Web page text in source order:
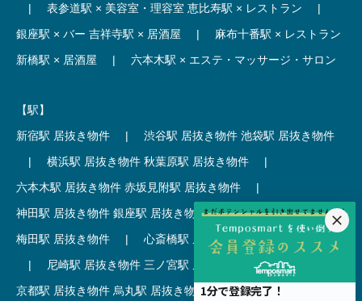
|
表参道駅 × 美容室・理容室 恵比寿駅 × レストラン
|
銀座駅 × バー 吉祥寺駅 × 居酒屋 |
麻布十番駅 × レストラン
新橋駅 × 居酒屋
| 六本木駅 × エステ・マッサージ・サロン
【駅】
新宿駅 居抜き物件
| 渋谷駅 居抜き物件 池袋駅 居抜き物件
|
横浜駅 居抜き物件 秋葉原駅 居抜き物件
|
六本木駅 居抜き物件 赤坂見附駅 居抜き物件
|
神田駅 居抜き物件 銀座駅 居抜き物件 |
吉祥寺駅 居抜き物件
梅田駅 居抜き物件
| 心斎橋駅 居抜き物件 本町駅 居抜き物件
|
尼崎駅 居抜き物件 三ノ宮駅 居抜き物件
|
京都駅 居抜き物件 烏丸駅 居抜き物件 | 四条駅 居抜き物件